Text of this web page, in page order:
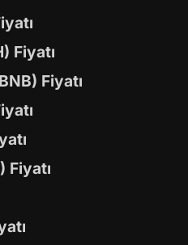
Fiyatı
Fiyatı
Fiyatı